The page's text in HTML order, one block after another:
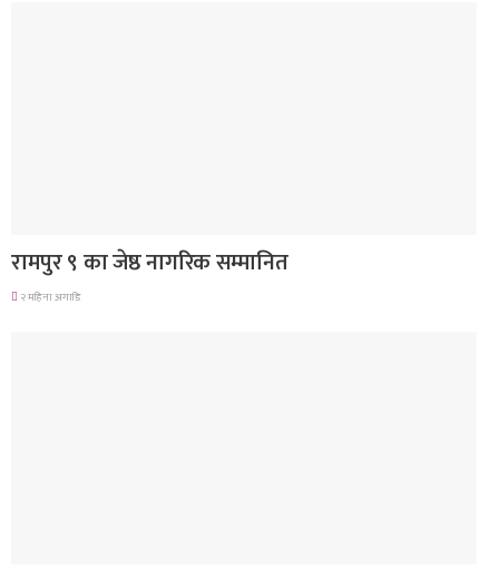
रामपुर ९ का जेष्ठ नागरिक सम्मानित
२ महिना अगाडि